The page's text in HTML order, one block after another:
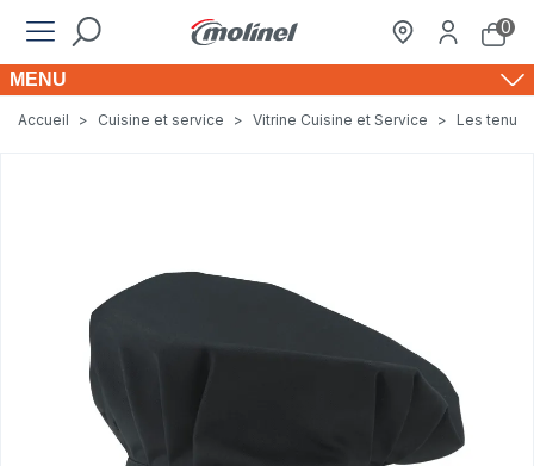
0
MENU
Accueil > Cuisine et service > Vitrine Cuisine et Service > Les